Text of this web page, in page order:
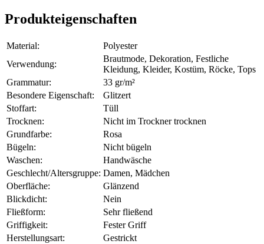
Produkteigenschaften
Material:
Polyester
Verwendung:
Brautmode, Dekoration, Festliche
Kleidung, Kleider, Kostüm, Röcke, Tops
Grammatur:
33 gr/m²
Besondere Eigenschaft:
Glitzert
Stoffart:
Tüll
Trocknen:
Nicht im Trockner trocknen
Grundfarbe:
Rosa
Bügeln:
Nicht bügeln
Waschen:
Handwäsche
Geschlecht/Altersgruppe: Damen, Mädchen
Oberfläche:
Glänzend
Blickdicht:
Nein
Fließform:
Sehr fließend
Griffigkeit:
Fester Griff
Herstellungsart:
Gestrickt